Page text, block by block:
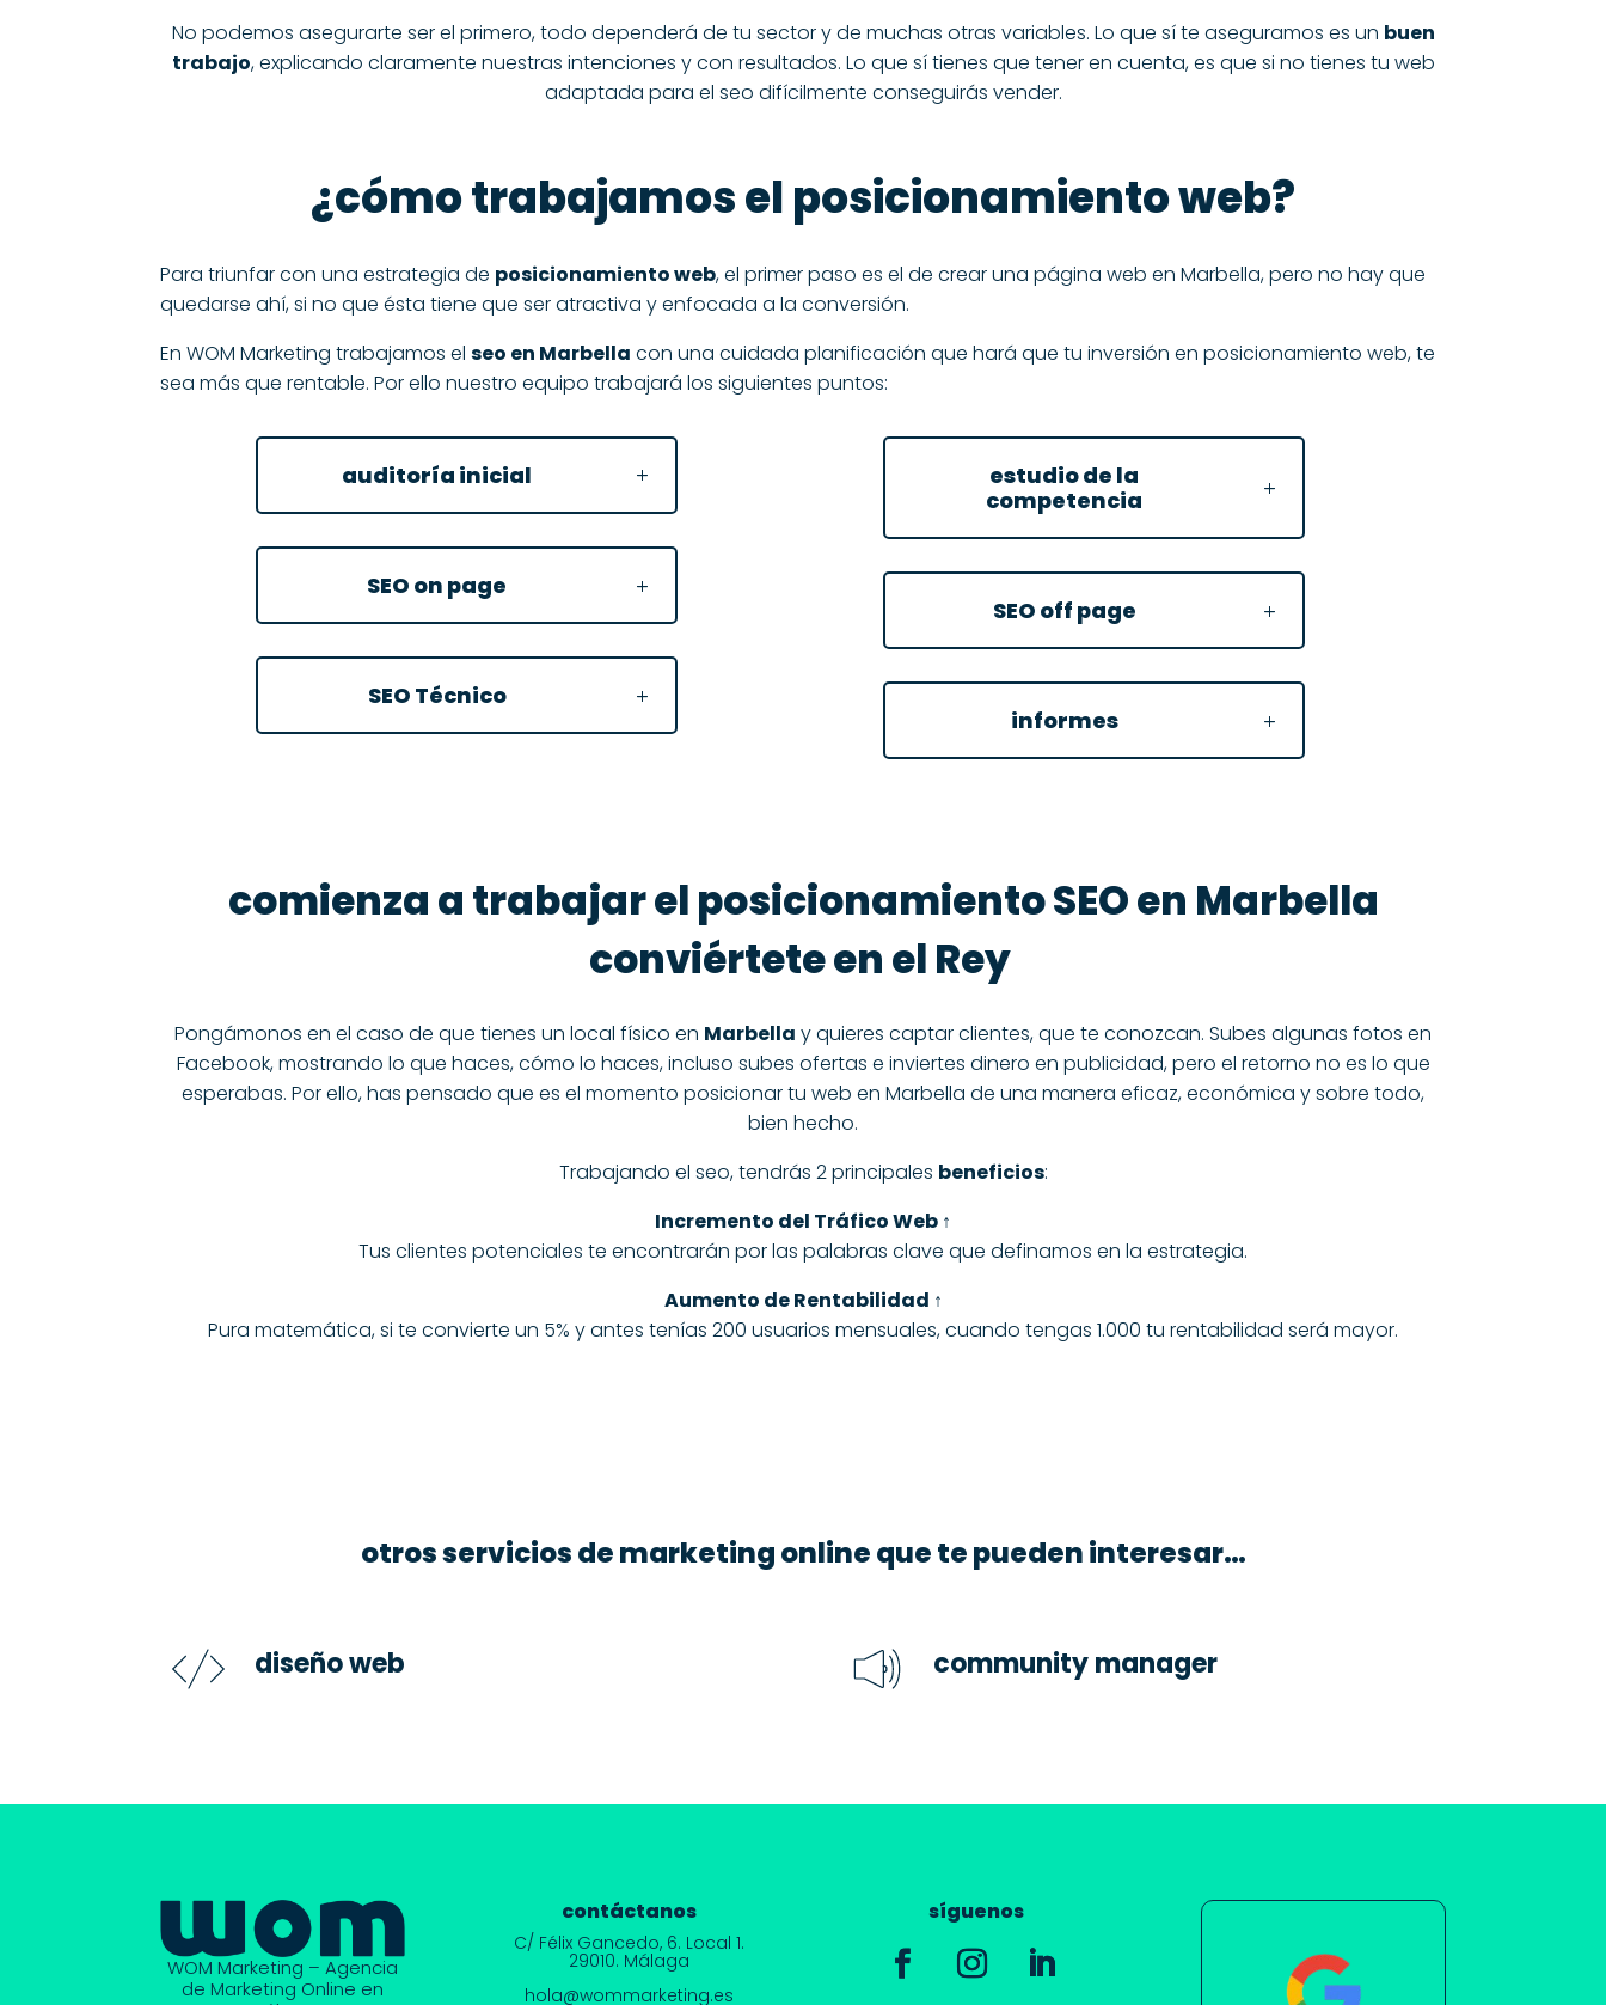
No podemos asegurarte ser el primero, todo dependerá de tu sector y de muchas otras variables. Lo que sí te aseguramos es un buen
trabajo, explicando claramente nuestras intenciones y con resultados. Lo que sí tienes que tener en cuenta, es que si no tienes tu web
adaptada para el seo difícilmente conseguirás vender.
¿cómo trabajamos el posicionamiento web?
Para triunfar con una estrategia de posicionamiento web, el primer paso es el de crear una página web en Marbella,pero no hay que
quedarse ahí, si no que ésta tiene que ser atractiva y enfocada a la conversión.
En WOM Marketing trabajamos el seo en Marbella con una cuidada planificación que hará que tu inversión en posicionamiento web, te
sea más que rentable. Por ello nuestro equipo trabajará los siguientes puntos:
auditoría inicial
SEO on page
SEO Técnico
estudio de la
competencia
SEO off page
informes
comienza a trabajar el posicionamiento SEO en Marbella
conviértete en el Rey
Pongámonos en el caso de que tienes un local físico en Marbella y quieres captar clientes, que te conozcan. Subes algunas fotos en
Facebook, mostrando lo que haces, cómo lo haces, incluso subes ofertas e inviertes dinero en publicidad, pero el retorno no es lo que
esperabas. Por ello, has pensado que es el momento posicionar tu web en Marbella de una manera eficaz, económica y sobre todo,
bien hecho.
Trabajando el seo, tendrás 2 principales beneficios:
Incremento del Tráfico Web ↑
Tus clientes potenciales te encontrarán por las palabras clave que definamos en la estrategia.
Aumento de Rentabilidad ↑
Pura matemática, si te convierte un 5% y antes tenías 200 usuarios mensuales, cuando tengas 1.000 tu rentabilidad será mayor.
otros servicios de marketing online que te pueden interesar…
diseño web community manager
WOM Marketing – Agencia
de Marketing Online en
contáctanos
C/ Félix Gancedo, 6. Local 1.
29010. Málaga
hola@wommarketing.es
síguenos